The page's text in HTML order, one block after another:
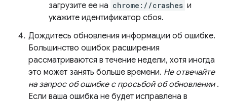
загрузите ее на chrome://crashes и
укажите идентификатор сбоя.
Дождитесь обновления информации об ошибке.
Большинство ошибок расширения
рассматриваются в течение недели, хотя иногда
это может занять больше времени. Не отвечайте
на запрос об ошибке с просьбой об обновлении.
Если ваша ошибка не будет исправлена ​​в